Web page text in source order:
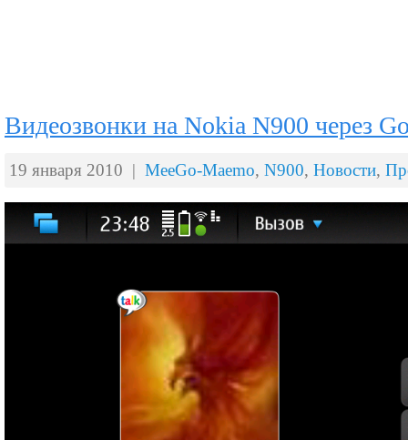
Видеозвонки на Nokia N900 через
19 января 2010 | MeeGo-Maemo, N900, Новости,